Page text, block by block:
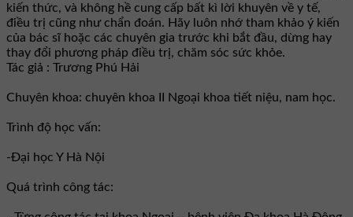
kiến thức, và không hề cung cấp bất kì lời khuyên về y tế,
điều trị cũng như chẩn đoán. Hãy luôn nhớ tham khảo ý kiến
của bác sĩ hoặc các chuyên gia trước khi bắt đầu, dừng hay
thay đổi phương pháp điều trị, chăm sóc sức khỏe.
Tác giả : Trương Phú Hải
Chuyên khoa: chuyên khoa II Ngoại khoa tiết niệu, nam học.
Trình độ học vấn:
-Đại học Y Hà Nội
Quá trình công tác: